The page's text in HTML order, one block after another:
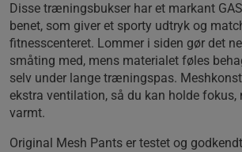
Disse træningsbukser har et markant
benet, som giver et sporty udtryk og
fitnesscenteret. Lommer i siden gør det
småting med, mens materialet føles
selv under lange træningspas.
ekstra ventilation, så du kan holde fokus,
varmt.
Original Mesh Pants er testet og